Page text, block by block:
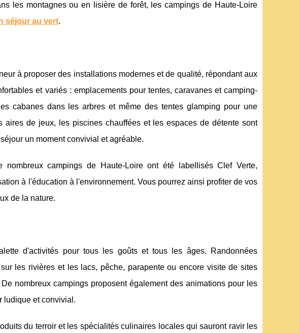
les montagnes ou en lisière de forêt, les campings de Haute-Loire
séjour au vert.
à proposer des installations modernes et de qualité, répondant aux
et variés : emplacements pour tentes, caravanes et camping-
cabanes dans les arbres et même des tentes glamping pour une
de jeux, les piscines chauffées et les espaces de détente sont
un moment convivial et agréable.
campings de Haute-Loire ont été labellisés Clef Verte,
à l'éducation à l'environnement. Vous pourrez ainsi profiter de vos
de la nature.
d'activités pour tous les goûts et tous les âges. Randonnées
les rivières et les lacs, pêche, parapente ou encore visite de sites
nombreux campings proposent également des animations pour les
ludique et convivial.
du terroir et les spécialités culinaires locales qui sauront ravir les